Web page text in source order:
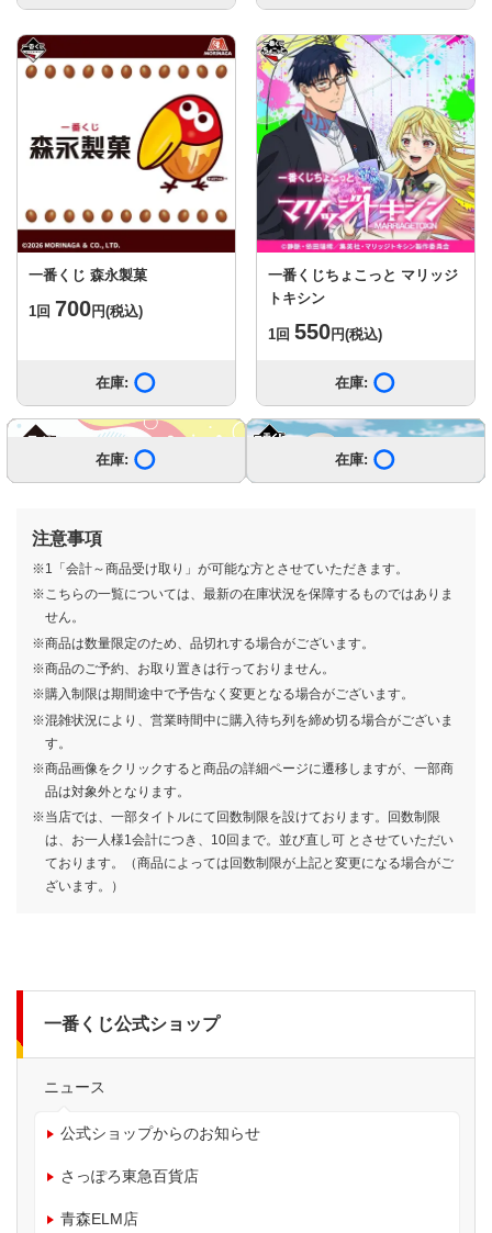
一番くじ 森永製菓
1回 700円(税込)
在庫:
一番くじちょこっと マリッジ
トキシン
1回 550円(税込)
在庫:
一番くじ ホワイトタイガーとブ
ラックタイガー ～みんなでパー
ティ～
1回750円 (税込)
在庫:
一番くじ ジョジョの奇妙な冒険
STEEL BALL RUN
在庫:
一番くじ 学園アイドルマスター
Part5
1回850
在庫:
一番くじ ドラゴンボール EX 対
決!レッドリボン軍
在庫:
一番くじ ワンピース 赤髪海賊団
1回790円 (税込)
在庫:
一番くじ おジャ魔女どれみ～
WELCOME MAHO堂～
在庫:
一番くじ 機動戦士Gundam
GQuuuuuuX（ジークアクス）
vol.4
1回900円 (税込)
在庫:
一番くじ ブルーロック あでぃし
ょなる・たいむ！
在庫:
一番くじ ワンピース
MONKEY.D.LUFFY－冒険の記憶
と未来への航路－
1回790円 (税込)
在庫:
一番くじ 可哀想に！ ～えんじょ
い★スクールライフ！～
在庫:
一番くじ 桃太郎電鉄 目指せ億万
長者への道！
1回750
在庫:
一番くじ ワンピース 未来島エッ
グヘッド~Burst of Energy~
在庫:
一番くじ 赤見かるび
1回700円 (税込)
在庫:
一番くじ ワンピース 未来島エッ
グヘッド〜きみへの想い〜
在庫:
一番くじ 忘却バッテリー
1回700円 (税込)
在庫:
一番くじ TVアニメ「mono」
1回750円(税込)
在庫:
一番くじ ドラゴンボールDAIMA
第2弾
1回790
在庫:
一番くじ ウマ娘 プリティーダー
ビー 11弾
在庫:
一番くじ BATTLE OF TOKYO -
ROWDY SHOGUN-
1回780
在庫:
一番くじ ドンキーコング
1回700円(税込)
在庫:
一番くじ ラブライブ！スーパー
スター!!3
1回770
在庫:
一番くじ 『ゆるキャン
△SEASON3』
在庫:
注意事項
※1「会計～商品受け取り」が可能な方とさせていただきます。
※こちらの一覧については、最新の在庫状況を保障するものではありま
せん。
※商品は数量限定のため、品切れする場合がございます。
※商品のご予約、お取り置きは行っておりません。
※購入制限は期間途中で予告なく変更となる場合がございます。
※混雑状況により、営業時間中に購入待ち列を締め切る場合がございま
す。
※商品画像をクリックすると商品の詳細ページに遷移しますが、一部商
品は対象外となります。
※当店では、一部タイトルにて回数制限を設けております。回数制限
は、お一人様1会計につき、10回まで。並び直し可 とさせていただい
ております。（商品によっては回数制限が上記と変更になる場合がご
ざいます。）
一番くじ公式ショップ
ニュース
公式ショップからのお知らせ
さっぽろ東急百貨店
青森ELM店